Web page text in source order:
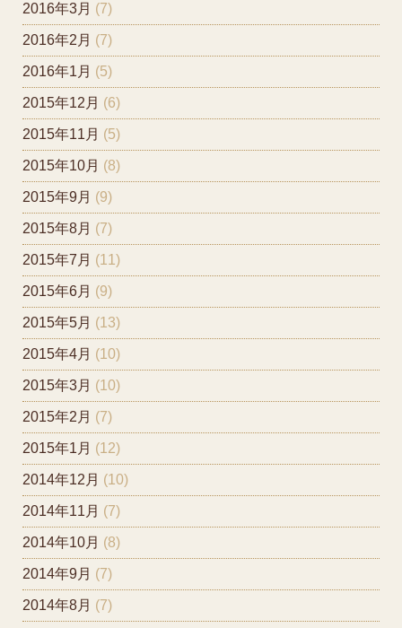
2016年3月 (7)
2016年2月 (7)
2016年1月 (5)
2015年12月 (6)
2015年11月 (5)
2015年10月 (8)
2015年9月 (9)
2015年8月 (7)
2015年7月 (11)
2015年6月 (9)
2015年5月 (13)
2015年4月 (10)
2015年3月 (10)
2015年2月 (7)
2015年1月 (12)
2014年12月 (10)
2014年11月 (7)
2014年10月 (8)
2014年9月 (7)
2014年8月 (7)